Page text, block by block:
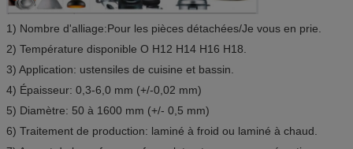
1) Nombre d'alliage:Pour les pièces détachées/Je vous en prie.
2) Température disponible O H12 H14 H16 H18.
3) Application: ustensiles de cuisine et bassin.
4) Épaisseur: 0,3-6,0 mm (+/-0,02 mm)
5) Diamètre: 50 à 1600 mm (+/- 0,5 mm)
6) Traitement de production: laminé à froid ou laminé à chaud.